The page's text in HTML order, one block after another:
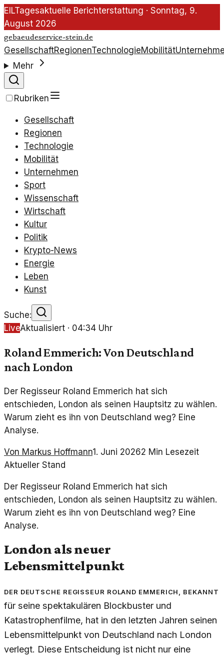
EILTagesaktuelle Berichterstattung · Sonntag, 9.
August 2026
gebaeudeservice-stein.de
GesellschaftRegionenTechnologieMobilität
Mehr
Rubriken
Gesellschaft
Regionen
Technologie
Mobilität
Unternehmen
Sport
Wissenschaft
Wirtschaft
Kultur
Politik
Krypto-News
Energie
Leben
Kunst
Suche:
LiveAktualisiert · 04:34 Uhr
Roland Emmerich: Von Deutschland
nach London
Der Regisseur Roland Emmerich hat sich
entschieden, London als seinen Hauptsitz zu wählen.
Warum zieht es ihn von Deutschland weg? Eine
Analyse.
Von Markus Hoffmann1. Juni 20262 Min Lesezeit
Aktueller Stand
Der Regisseur Roland Emmerich hat sich
entschieden, London als seinen Hauptsitz zu wählen.
Warum zieht es ihn von Deutschland weg? Eine
Analyse.
London als neuer
Lebensmittelpunkt
Der deutsche Regisseur Roland Emmerich, bekannt
für seine spektakulären Blockbuster und
Katastrophenfilme, hat in den letzten Jahren seinen
Lebensmittelpunkt von Deutschland nach London
verlegt. Diese Entscheidung ist nicht nur eine